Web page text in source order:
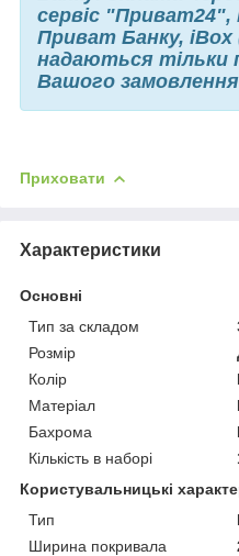
сервіс "Приват24",
Приват Банку, iBox
надаються тільки
Вашого
Приховати
Характеристики
Основні
Тип за складом
Розмір
Колір
Матеріал
Бахрома
Кількість в наборі
Користувальницькі
Тип
Ширина покривала